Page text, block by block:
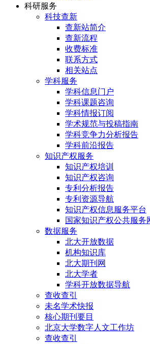
科研服务
科技查新
查新站简介
查新流程
收费标准
联系方式
相关站点
学科服务
学科信息门户
学科课题咨询
学科情报订阅
学术规范与投稿指南
学科竞争力分析报告
学科前沿报告
知识产权服务
知识产权培训
知识产权咨询
专利分析报告
专利资源导航
知识产权信息服务平台
国家知识产权公共服务
数据服务
北大开放数据
机构知识库
北大期刊网
北大学者
学科开放数据导航
查收查引
未名学术快报
核心期刊要目
北京大学数字人文工作坊
查收查引